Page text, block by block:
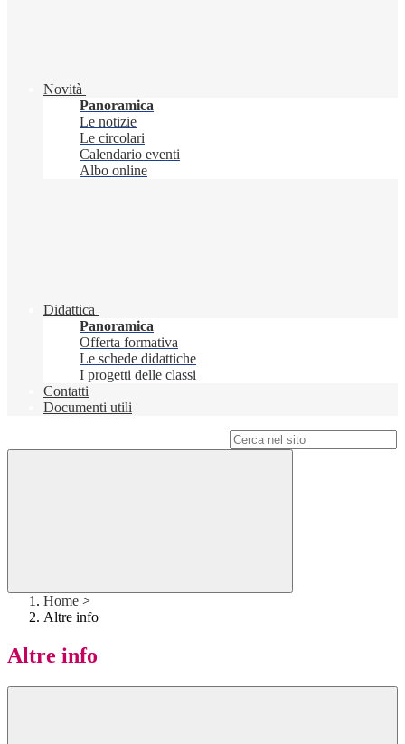
Novità
Panoramica
Le notizie
Le circolari
Calendario eventi
Albo online
Didattica
Panoramica
Offerta formativa
Le schede didattiche
I progetti delle classi
Contatti
Documenti utili
Home >
Altre info
Altre info